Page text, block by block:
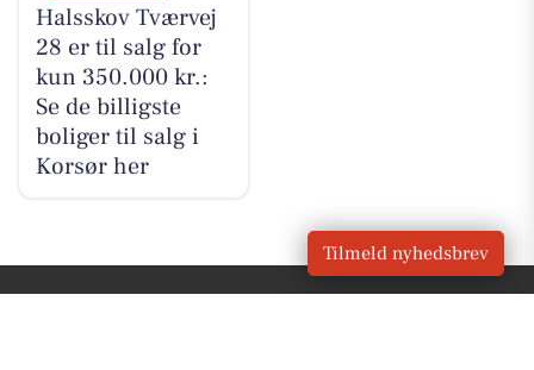
Halsskov Tværvej
28 er til salg for
kun 350.000 kr.:
Se de billigste
boliger til salg i
Korsør her
Tilmeld nyhedsbrev